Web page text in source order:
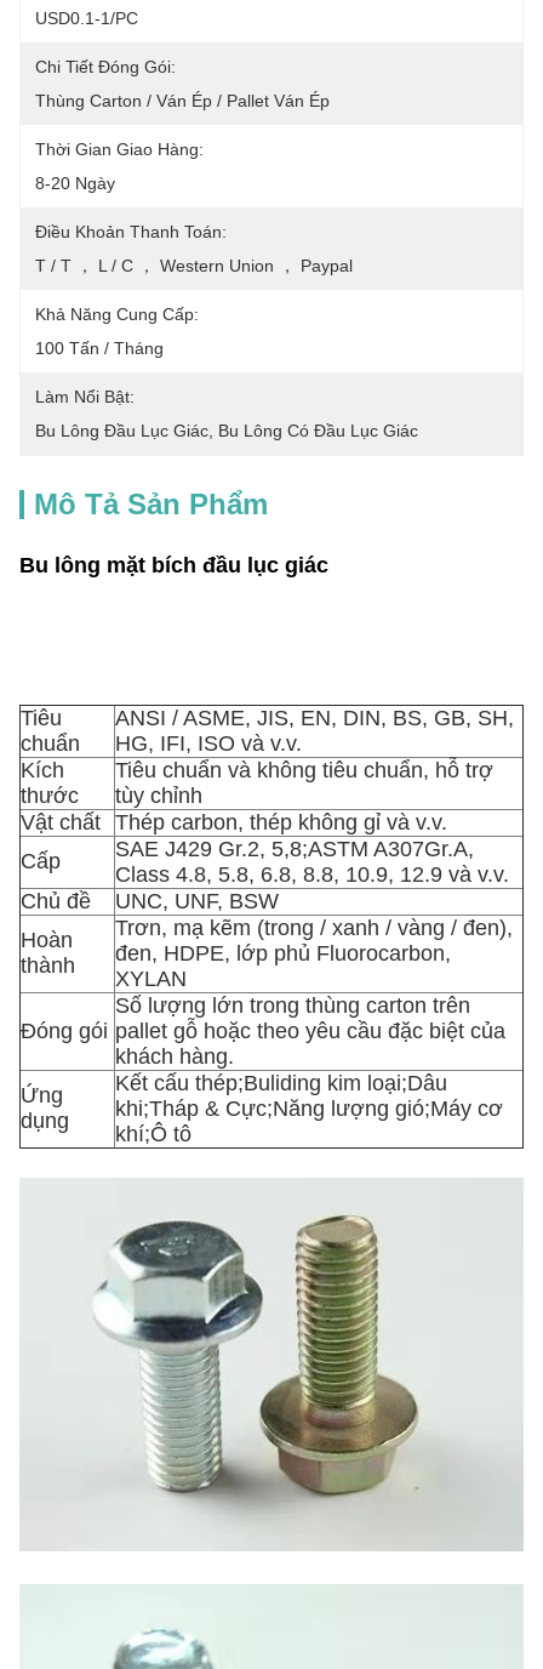
USD0.1-1/PC
Chi Tiết Đóng Gói:
Thùng Carton / Ván Ép / Pallet Ván Ép
Thời Gian Giao Hàng:
8-20 Ngày
Điều Khoản Thanh Toán:
T / T ， L / C ， Western Union ， Paypal
Khả Năng Cung Cấp:
100 Tấn / Tháng
Làm Nổi Bật:
Bu Lông Đầu Lục Giác Bu Lông Có Đầu Lục Giác
Mô Tả Sản Phẩm
Bu lông mặt bích đầu lục giác
Tiêu
chuẩn
ANSI / ASME, JIS, EN, DIN, BS, GB, SH,
HG, IFI, ISO và v.v.
Kích
thước
Tiêu chuẩn và không tiêu chuẩn, hỗ trợ
tùy chỉnh
Vật chất Thép carbon, thép không gỉ và v.v.
Cấp
SAE J429 Gr.2, 5,8;ASTM A307Gr.A,
Class 4.8, 5.8, 6.8, 8.8, 10.9, 12.9 và v.v.
Chủ đề
UNC, UNF, BSW
Hoàn
thành
Trơn, mạ kẽm (trong / xanh / vàng / đen),
đen, HDPE, lớp phủ Fluorocarbon,
XYLAN
Đóng gói
Số lượng lớn trong thùng carton trên
pallet gỗ hoặc theo yêu cầu đặc biệt của
khách hàng.
Ứng
dụng
Kết cấu thép;Buliding kim loại;Dâu
khi;Tháp & Cực;Năng lượng gió;Máy cơ
khí;Ô tô